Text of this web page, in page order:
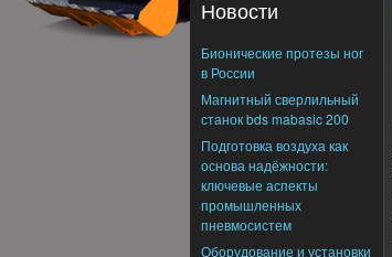
Новости
Бионические протезы ног
в России
Магнитный сверлильный
станок bds mabasic 200
Подготовка воздуха как
основа надёжности:
ключевые аспекты
промышленных
пневмосистем
Оборудование и установки